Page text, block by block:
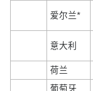
爱尔兰*
意大利
荷兰
葡萄牙